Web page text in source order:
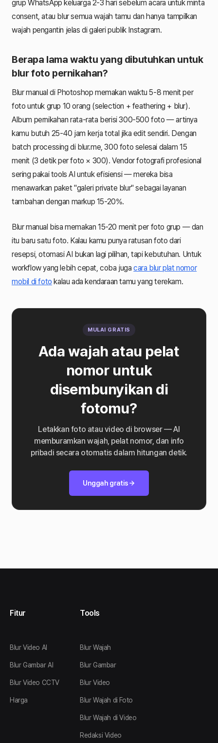
grup WhatsApp keluarga 2-3 hari sebelum acara untuk minta
consent, atau blur semua wajah tamu dan hanya tampilkan
wajah pengantin jelas di galeri publik Instagram.
Berapa lama waktu yang dibutuhkan untuk
blur foto pernikahan?
Blur manual di Photoshop memakan waktu 5-8 menit per
foto untuk grup 10 orang (selection + feathering + blur).
Album pernikahan rata-rata berisi 300-500 foto — artinya
kamu butuh 25-40 jam kerja total jika edit sendiri. Dengan
batch processing di blur.me, 300 foto selesai dalam 15
menit (3 detik per foto × 300). Vendor fotografi profesional
sering pakai tools AI untuk efisiensi — mereka bisa
menawarkan paket "galeri private blur" sebagai layanan
tambahan dengan markup 15-20%.
Blur manual bisa memakan 15-20 menit per foto grup — dan
itu baru satu foto. Kalau kamu punya ratusan foto dari
resepsi, otomasi AI bukan lagi pilihan, tapi kebutuhan. Untuk
workflow yang lebih cepat, coba jugacara blur plat nomor
mobil di foto kalau ada kendaraan tamu yang terekam.
MULAI GRATIS
Ada wajah atau pelat
nomor untuk
disembunyikan di
fotomu?
Letakkan foto atau video di browser — AI
memburamkan wajah, pelat nomor, dan info
pribadi secara otomatis dalam hitungan detik.
Unggah gratis
Fitur
Blur Video AI
Blur Gambar AI
Blur Video CCTV
Harga
Tools
Blur Wajah
Blur Gambar
Blur Video
Blur Wajah di Foto
Blur Wajah di Video
Redaksi Video